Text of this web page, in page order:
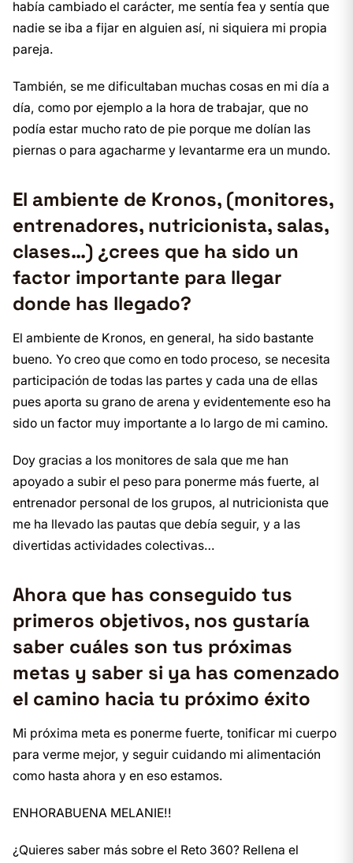
había cambiado el carácter, me sentía fea y sentía que
nadie se iba a fijar en alguien así, ni siquiera mi propia
pareja.
También, se me dificultaban muchas cosas en mi día a
día, como por ejemplo a la hora de trabajar, que no
podía estar mucho rato de pie porque me dolían las
piernas o para agacharme y levantarme era un mundo.
El ambiente de Kronos, (monitores,
entrenadores, nutricionista, salas,
clases…) ¿crees que ha sido un
factor importante para llegar
donde has llegado?
El ambiente de Kronos, en general, ha sido bastante
bueno. Yo creo que como en todo proceso, se necesita
participación de todas las partes y cada una de ellas
pues aporta su grano de arena y evidentemente eso ha
sido un factor muy importante a lo largo de mi camino.
Doy gracias a los monitores de sala que me han
apoyado a subir el peso para ponerme más fuerte, al
entrenador personal de los grupos, al nutricionista que
me ha llevado las pautas que debía seguir, y a las
divertidas actividades colectivas…
Ahora que has conseguido tus
primeros objetivos, nos gustaría
saber cuáles son tus próximas
metas y saber si ya has comenzado
el camino hacia tu próximo éxito
Mi próxima meta es ponerme fuerte, tonificar mi cuerpo
para verme mejor, y seguir cuidando mi alimentación
como hasta ahora y en eso estamos.
ENHORABUENA MELANIE!!
¿Quieres saber más sobre el Reto 360? Rellena el